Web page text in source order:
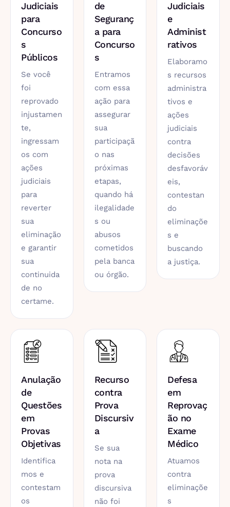
Judiciais
para
Concurso
s
Públicos
Se você
foi
reprovado
injustamen
te,
ingressam
os com
ações
judiciais
para
reverter
sua
eliminação
e garantir
sua
continuida
de no
certame.
de
Seguranç
a para
Concurso
s
Entramos
com essa
ação para
assegurar
sua
participaçã
o nas
próximas
etapas,
quando há
ilegalidade
s ou
abusos
cometidos
pela banca
ou órgão.
Judiciais
e
Administ
rativos
Elaboramo
s recursos
administra
tivos e
ações
judiciais
contra
decisões
desfavoráv
eis,
contestan
do
eliminaçõe
s e
buscando
a justiça.
Anulação
de
Questões
em
Provas
Objetivas
Identifica
mos e
contestam
os
Recurso
contra
Prova
Discursiv
a
Se sua
nota na
prova
discursiva
não foi
Defesa
em
Reprovaç
ão no
Exame
Médico
Atuamos
contra
eliminaçõe
s